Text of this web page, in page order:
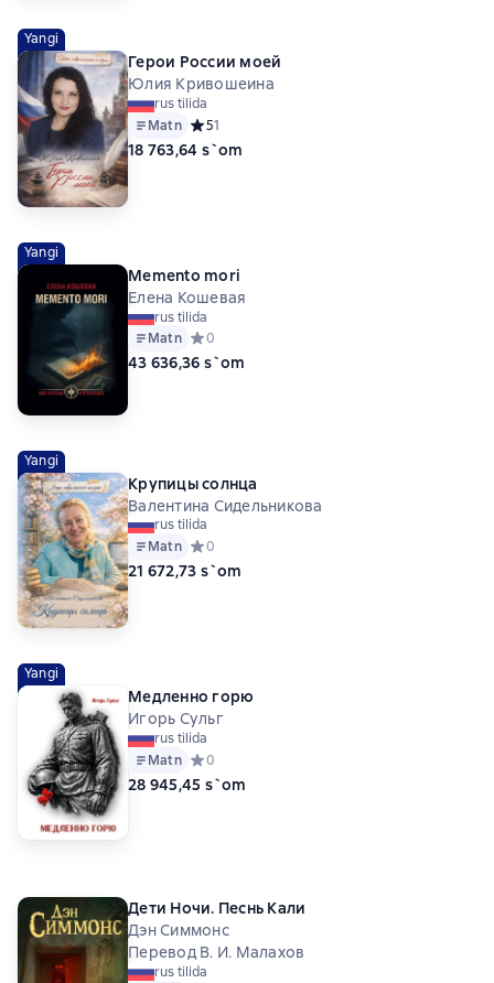
Yangi
Герои России моей
Юлия Кривошеина
rus tilida
Matn Средний рейтинг 5 на основе 1 оценок
51
18 763,64 s`om
Yangi
Меmento mori
Елена Кошевая
rus tilida
Matn Средний рейтинг 0 на основе 0 оценок
0
43 636,36 s`om
Yangi
Крупицы солнца
Валентина Сидельникова
rus tilida
Matn Средний рейтинг 0 на основе 0 оценок
0
21 672,73 s`om
Yangi
Медленно горю
Игорь Сульг
rus tilida
Matn Средний рейтинг 0 на основе 0 оценок
0
28 945,45 s`om
Дети Ночи. Песнь Кали
Дэн Симмонс
Перевод В. И. Малахов
rus tilida